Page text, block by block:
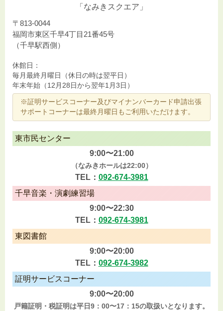
「なみきスクエア」
〒813-0044
福岡市東区千早4丁目21番45号
（千早駅西側）
休館日：
毎月最終月曜日（休日の時は翌平日）
年末年始（12月28日から翌年1月3日）
※証明サービスコーナー及びマイナンバーカード申請出張
サポートコーナーは最終月曜日もご利用いただけます。
東市民センター
9:00〜21:00
（なみきホールは22:00）
TEL： 092-674-3981
千早音楽・演劇練習場
9:00〜22:30
TEL： 092-674-3981
東図書館
9:00〜20:00
TEL： 092-674-3982
証明サービスコーナー
9:00〜20:00
戸籍証明・税証明は平日9：00〜17：15の取扱いとなります。